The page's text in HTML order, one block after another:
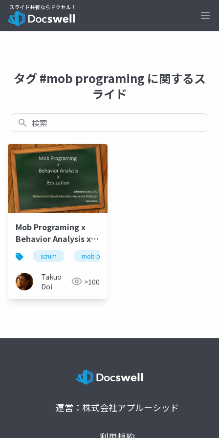
タグ #mob programing に関するス
ライド
検索
Mob Programing x
Behavior Analysis x
Education
scrum mob programing
Takuo
Doi
>100
運営：株式会社アプルーシッド